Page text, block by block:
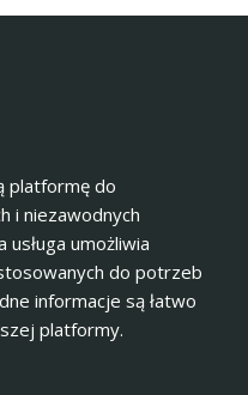
platformę do
i niezawodnych
umożliwia
do potrzeb
informacje są łatwo
platformy.